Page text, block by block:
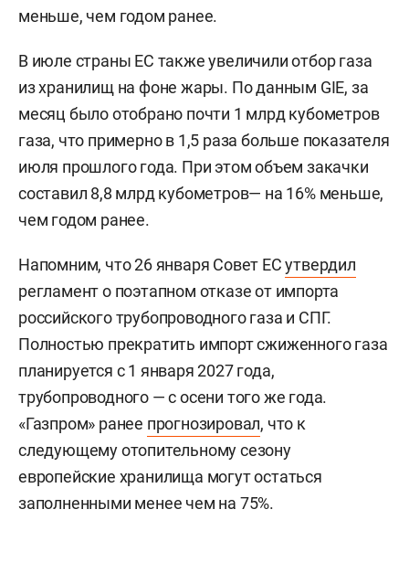
меньше, чем годом ранее.
В июле страны ЕС также увеличили отбор газа
из хранилищ на фоне жары. По данным GIE, за
месяц было отобрано почти 1 млрд кубометров
газа, что примерно в 1,5 раза больше показателя
июля прошлого года. При этом объем закачки
составил 8,8 млрд кубометров— на 16% меньше,
чем годом ранее.
Напомним, что 26 января Совет ЕСутвердил
регламент о поэтапном отказе от импорта
российского трубопроводного газа и СПГ.
Полностью прекратить импорт сжиженного газа
планируется с 1 января 2027 года,
трубопроводного — с осени того же года.
«Газпром» ранее прогнозировал, что к
следующему отопительному сезону
европейские хранилища могут остаться
заполненными менее чем на 75%.